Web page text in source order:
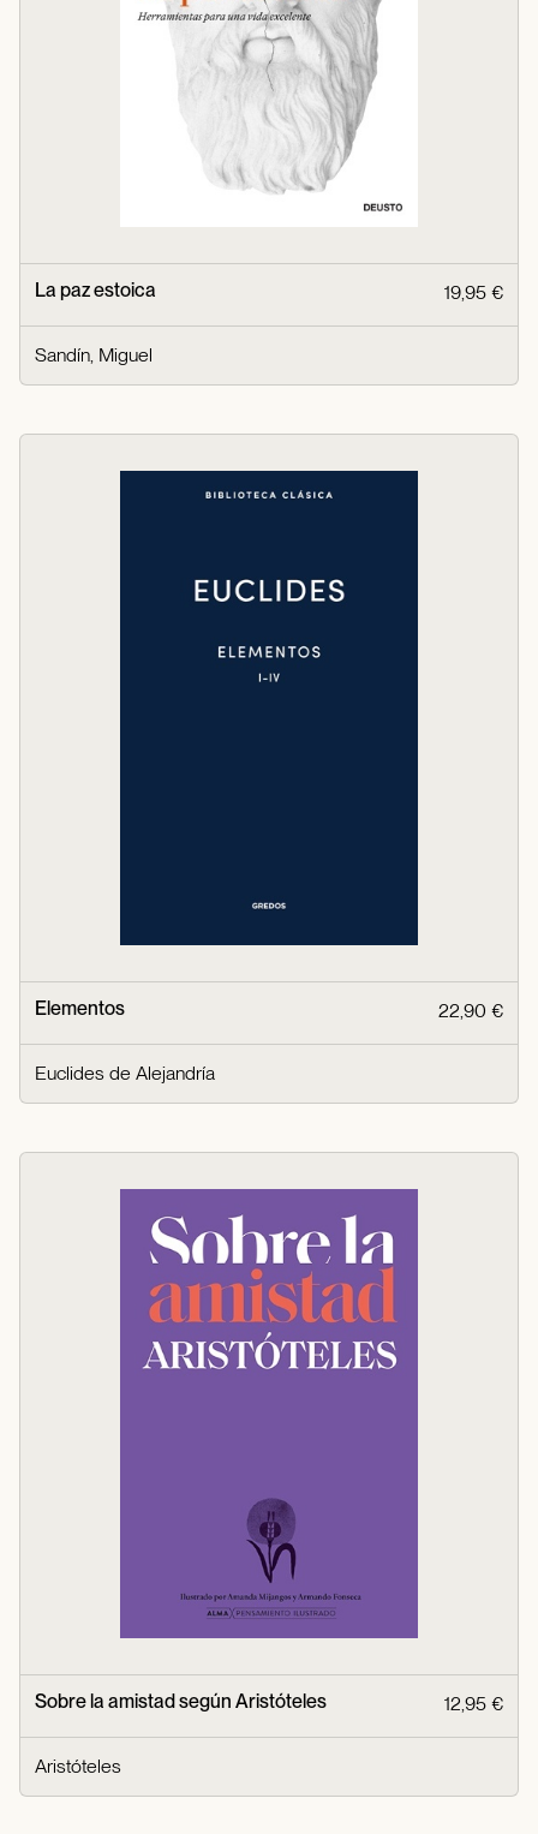
La paz estoica 19,95 €
Sandín, Miguel
Elementos 22,90 €
Euclides de Alejandría
Sobre la amistad según Aristóteles 12,95 €
Aristóteles